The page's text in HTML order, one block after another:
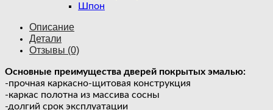
Шпон
Описание
Детали
Отзывы (0)
Основные преимущества дверей покрытых эмалью:
-прочная каркасно-щитовая конструкция
-каркас полотна из массива сосны
-долгий срок эксплуатации